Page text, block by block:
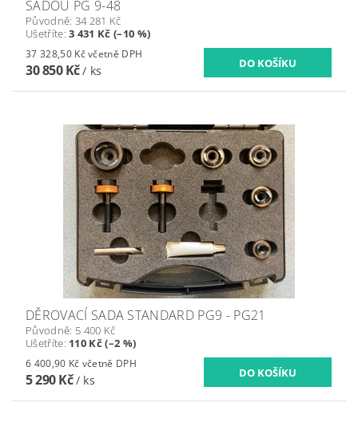
SADOU PG 9-48
Původně: 34 281 Kč
Ušetříte:3 431 Kč (–10 %)
37 328,50 Kč včetně DPH
30 850 Kč/ ks
DĚROVACÍ SADA STANDARD PG9 - PG21
Původně: 5 400 Kč
Ušetříte: 110 Kč (–2 %)
6 400,90 Kč včetně DPH
5 290 Kč/ ks